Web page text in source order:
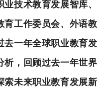
技术教育发展智库、
育工作委员会、外语教
去一年全球职业教育发
析，回顾过去一年世界
索未来职业教育发展新